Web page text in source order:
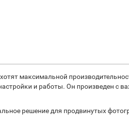
максимальной
и работы. Он произведен с
решение для продвинутых